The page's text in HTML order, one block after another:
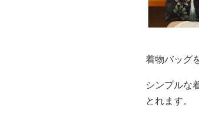
着物バッグ
シンプルな
とれます。